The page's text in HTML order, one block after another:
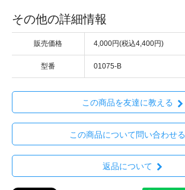
その他の詳細情報
販売価格 4,000円(税込4,400円)
型番 01075-B
この商品を友達に教える
この商品について問い合わせる
返品について